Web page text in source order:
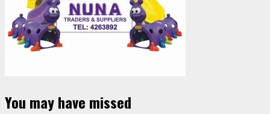
You may have missed